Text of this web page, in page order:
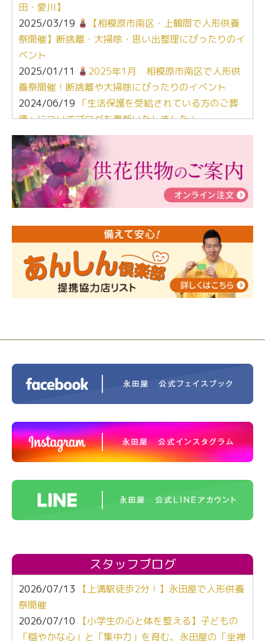
田・愛川】
2025/03/19
【相模原市南区・上鶴間で人形供養
祭開催】断捨離・大掃除・思い出整理にぴったりのイ
ベント
2025/01/11
2025年1月 相模原市南区で人形供
養祭開催！断捨離や大掃除にぴったりのイベント
2024/06/19 「生活保護を受給されている方のご葬
儀」についてブログを更新いたしました！
2024/03/06【終活なるほど教室】「マンガで学
ぶ！はじめてのお葬式」小さな家族葬ハウス®町田成
瀬 ご参加ありがとうございました！
2024/01/19令和6年能登半島地震災害の寄付のご報
告
人形供養 寄付のご報告
2023/12/16終活なるほど教室＠小さな家族葬ハウ
ス®上鶴間 エンディングノートを書いてみよう！
2023/11/29 永田屋創業110周年記念式典 レンブラ
ントホテル東京町田
スタッフブログ
2026/07/13
【上溝駅徒歩2分！】永田屋で人形供養
祭開催
2026/07/10
【小学生の心と体を整える】子どもの
「穏やかな心」と「集中力」を育む、永田屋の「坐禅